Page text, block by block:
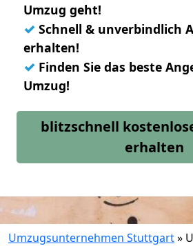
Umzug geht!
✓ Schnell & unverbindlich
erhalten!
✓ Finden Sie das beste
Umzug!
blitzschnell
erhalten
Umzugsunternehmen Stuttgart»